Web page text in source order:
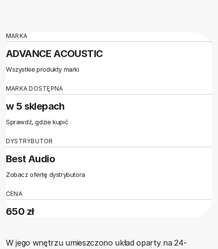
MARKA
ADVANCE ACOUSTIC
Wszystkie produkty marki
MARKA DOSTĘPNA
w 5 sklepach
Sprawdź, gdzie kupić
DYSTRYBUTOR
Best Audio
Zobacz ofertę dystrybutora
CENA
650 zł
W jego wnętrzu umieszczono układ oparty na 24-